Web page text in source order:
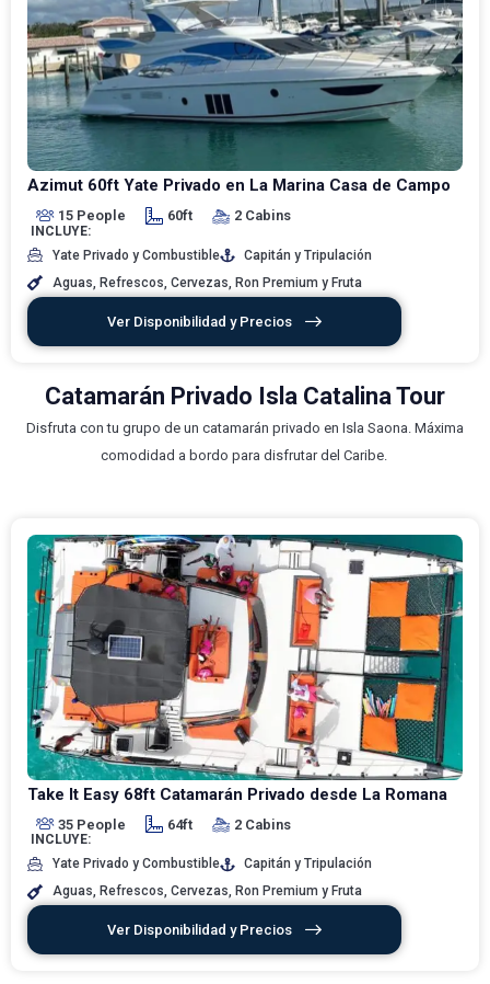
Azimut 60ft Yate Privado en La Marina Casa de Campo
15 People 60ft 2 Cabins
INCLUYE:
Yate Privado y Combustible
Capitán y Tripulación
Aguas, Refrescos, Cervezas, Ron Premium y Fruta
Ver Disponibilidad y Precios
Catamarán Privado Isla Catalina Tour
Disfruta con tu grupo de un catamarán privado en Isla Saona. Máxima
comodidad a bordo para disfrutar del Caribe.
Take It Easy 68ft Catamarán Privado desde La Romana
35 People 64ft 2 Cabins
INCLUYE:
Yate Privado y Combustible
Capitán y Tripulación
Aguas, Refrescos, Cervezas, Ron Premium y Fruta
Ver Disponibilidad y Precios